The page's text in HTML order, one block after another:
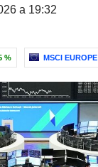
a 19:32
% MSCI EUROPE